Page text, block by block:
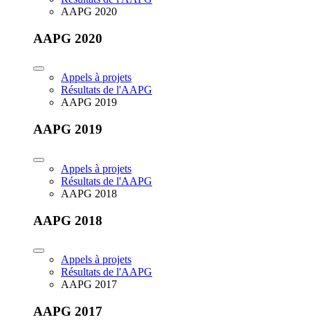
AAPG 2020
AAPG 2020
Appels à projets
Résultats de l'AAPG
AAPG 2019
AAPG 2019
Appels à projets
Résultats de l'AAPG
AAPG 2018
AAPG 2018
Appels à projets
Résultats de l'AAPG
AAPG 2017
AAPG 2017